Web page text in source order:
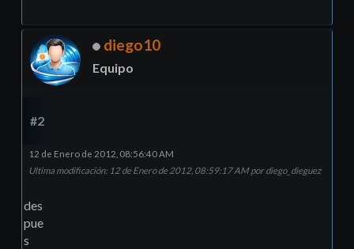
diego10
Equipo
#2
12 de Enero de 2012, 08:56:40 AM
Ultima modificación: 12 de Enero de 2012, 08:59:17 AM por diego_dieguez
des
pue
s